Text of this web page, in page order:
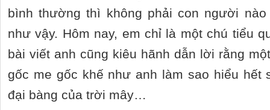
bình thường thì không phải con người
như vậy. Hôm nay, em chỉ là một chú tiểu
bài viết anh cũng kiêu hãnh dẫn lời rằng
gốc me gốc khế như anh làm sao hiểu hết
đại bàng của trời mây…